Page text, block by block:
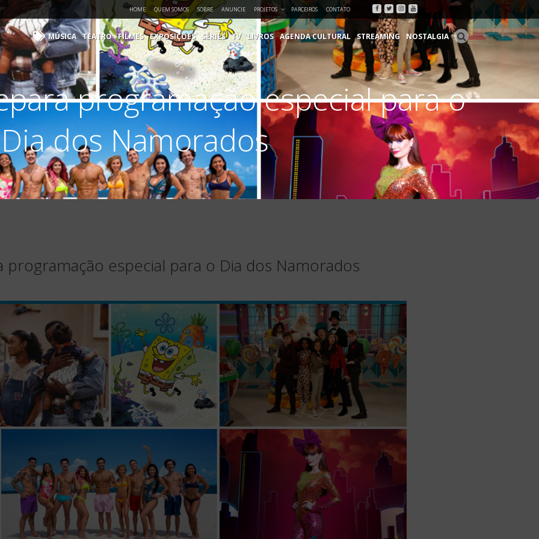
HOME QUEM SOMOS SOBRE ANUNCIE PROJETOS PARCEIROS CONTATO Facebook
Twitter
Instagram
Youtube
MÚSICA TEATRO FILMES EXPOSIÇÕES SÉRIES TV LIVROS AGENDA CULTURAL STREAMING NOSTALGIA
programação especial para o
Dia dos Namorados
programação especial para o Dia dos Namorados